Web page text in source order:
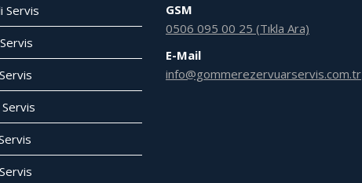
Servis
GSM
0506 095 00 25 (Tıkla Ara)
E-Mail
info@gommerezervuarservis.com.tr